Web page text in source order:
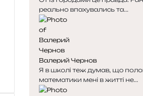
реально впахувались та...
Валерий Чернов
Я в школі теж думав, що
математики мені в житті не...